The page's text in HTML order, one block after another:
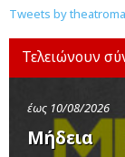
Tweets by
Τελειώνουν
έως 10/08/2026
Μήδεια